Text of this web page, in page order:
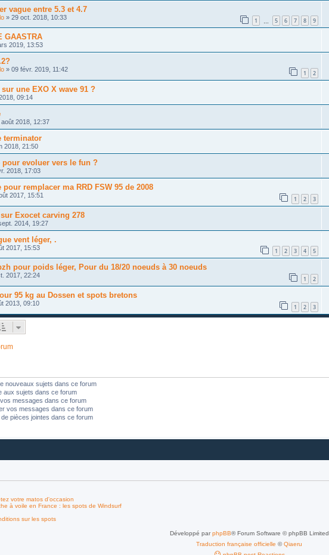
vague entre 5.3 et 4.7
» 29 oct. 2018, 10:33 1 5 6 7 8 9
GAASTRA
2019, 13:53
» 09 févr. 2019, 11:42 1 2
une EXO X wave 91 ?
09:14
août 2018, 12:37
terminator
2018, 21:50
evoluer vers le fun ?
2018, 17:03
remplacer ma RRD FSW 95 de 2008
2017, 15:51 1 2 3
Exocet carving 278
2014, 19:27
vent léger, .
2017, 15:53 1 2 3 4 5
pour poids léger, Pour du 18/20 noeuds à 30 noeuds
2017, 22:24 1 2
95 kg au Dossen et spots bretons
2013, 09:10 1 2 3
nouveaux sujets dans ce forum
aux sujets dans ce forum
messages dans ce forum
vos messages dans ce forum
pièces jointes dans ce forum
votre matos d'occasion
à voile en France : les spots de Windsurf
sur les spots
Développé parphpBB® Forum Software © phpBB Limited
Traduction française officielle ©Qiaeru